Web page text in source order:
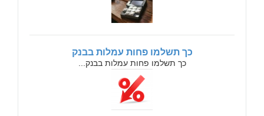
כך תשלמו פחות עמלות בבנק
כך תשלמו פחות עמלות בבנק...